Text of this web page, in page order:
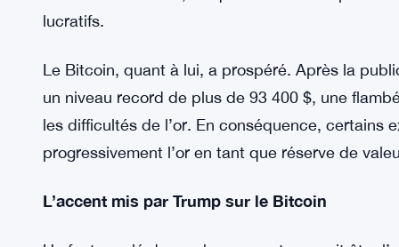
À la suite du dernier rapport sur l’indice des
prix de l’or ont chuté à un plus bas de un mois à
légèrement rebondi à 2 623 $, l’or reste en
déclins sont attribués à plusieurs facteurs, dont
lucratifs.